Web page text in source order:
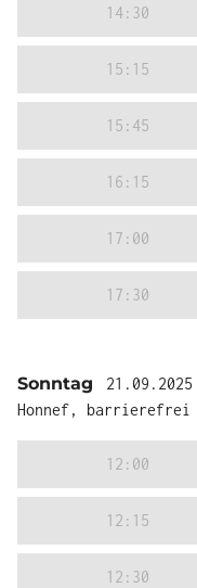
14:30
15:15
15:45
16:15
17:00
17:30
Sonntag 21.09.2025
Honnef, barrierefrei
12:00
12:15
12:30